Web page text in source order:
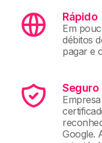
Rápido
Em
débitos
pagar e
Seguro
Google.